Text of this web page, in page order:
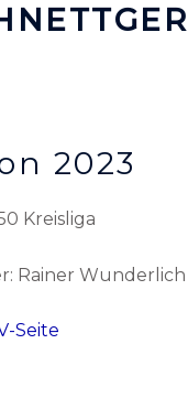
2023
Kreisliga
Rainer Wunderlich
Seite